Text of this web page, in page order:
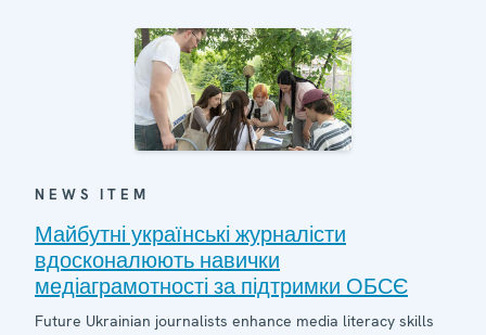
NEWS ITEM
Майбутні українські журналісти
вдосконалюють навички
медіаграмотності за підтримки ОБСЄ
Future Ukrainian journalists enhance media literacy skills